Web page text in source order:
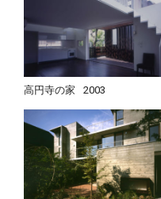
高円寺の家 2003